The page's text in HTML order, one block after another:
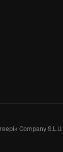
Company S.L.U.